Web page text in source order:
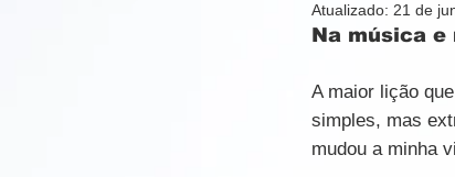
Atualizado: 21 de
Na música
A maior lição
simples, mas
mudou a minha